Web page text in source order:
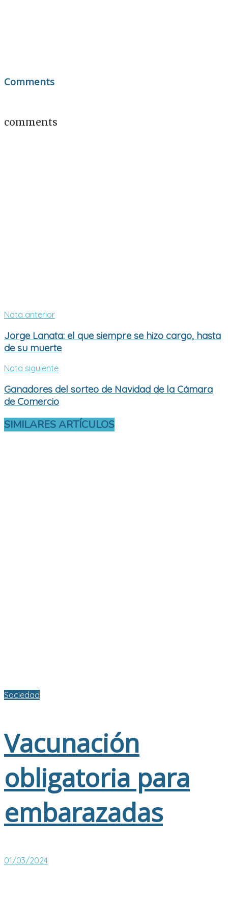
Comments
comments
Nota anterior
Jorge Lanata: el que siempre se hizo cargo, hasta
de su muerte
Nota siguiente
Ganadores del sorteo de Navidad de la Cámara
de Comercio
SIMILARES ARTÍCULOS
Sociedad
Vacunación
obligatoria para
embarazadas
01/03/2024